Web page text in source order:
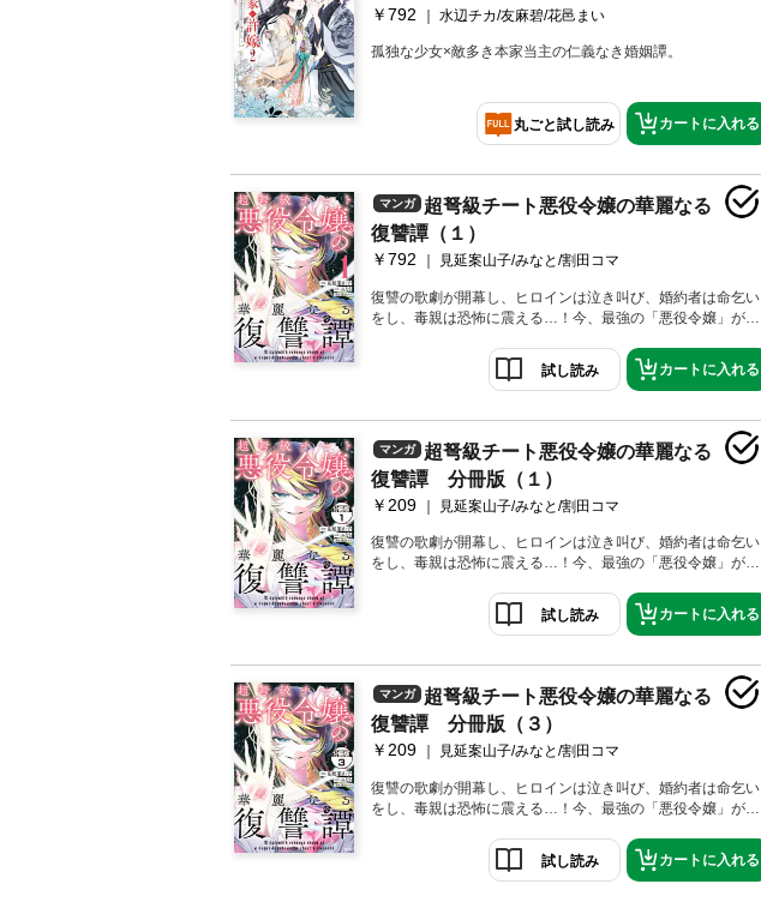
（２）
￥792 水辺チカ/友麻碧/花邑まい
孤独な少女×敵多き本家当主の仁義なき婚姻譚。
丸ごと試し読み カートに入れる
マンガ
超弩級チート悪役令嬢の華麗なる
復讐譚（１）
￥792 見延案山子/みなと/割田コマ
復讐の歌劇が開幕し、ヒロインは泣き叫び、婚約者は命乞い
をし、毒親は恐怖に震える…！今、最強の「悪役令嬢」が、
試し読み
カートに入れる
マンガ
超弩級チート悪役令嬢の華麗なる
復讐譚 分冊版（１）
￥209 見延案山子/みなと/割田コマ
復讐の歌劇が開幕し、ヒロインは泣き叫び、婚約者は命乞い
をし、毒親は恐怖に震える…！今、最強の「悪役令嬢」が、
試し読み
カートに入れる
マンガ
超弩級チート悪役令嬢の華麗なる
復讐譚 分冊版（３）
￥209 見延案山子/みなと/割田コマ
復讐の歌劇が開幕し、ヒロインは泣き叫び、婚約者は命乞い
をし、毒親は恐怖に震える…！今、最強の「悪役令嬢」が、
試し読み
カートに入れる